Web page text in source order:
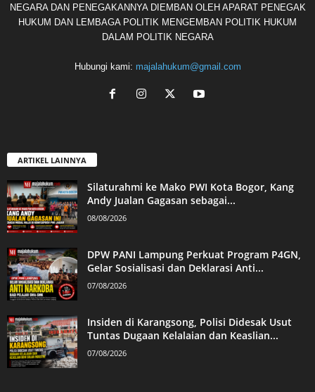
NEGARA DAN PENEGAKANNYA DIEMBAN OLEH APARAT PENEGAK
HUKUM DAN LEMBAGA POLITIK MENGEMBAN POLITIK HUKUM
DALAM POLITIK NEGARA
Hubungi kami: majalahukum@gmail.com
ARTIKEL LAINNYA
Silaturahmi ke Mako PWI Kota Bogor, Kang
Andy Jualan Gagasan sebagai...
08/08/2026
DPW PANI Lampung Perkuat Program P4GN,
Gelar Sosialisasi dan Deklarasi Anti...
07/08/2026
Insiden di Karangsong, Polisi Didesak Usut
Tuntas Dugaan Kelalaian dan Keaslian...
07/08/2026